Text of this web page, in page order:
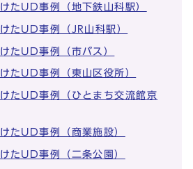
たUD事例（地下鉄山科駅）
たUD事例（JR山科駅）
たUD事例（市バス）
たUD事例（東山区役所）
たUD事例（ひとまち交流館京
たUD事例（商業施設）
たUD事例（二条公園）